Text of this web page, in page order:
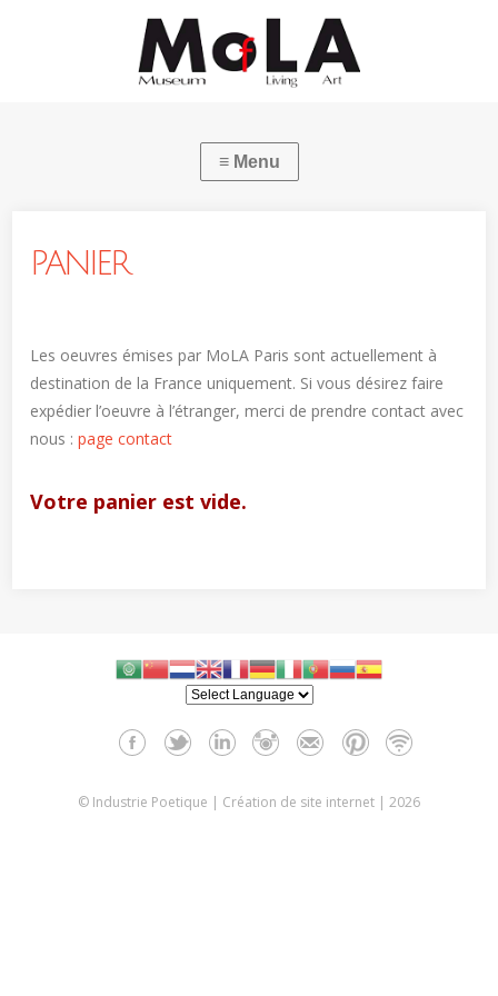
PANIER
Les oeuvres émises par MoLA Paris sont actuellement à
destination de la France uniquement. Si vous désirez faire
expédier l’oeuvre à l’étranger, merci de prendre contact avec
nous :page contact
Votre panier est vide.
© Industrie Poetique | Création de site internet | 2026